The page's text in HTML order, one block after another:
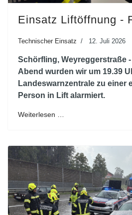
Einsatz Liftöffnung -
Technischer Einsatz 12. Juli 2026
Schörfling, Weyreggerstraße
Abend wurden wir um 19.39
Landeswarnzentrale zu einer
Person in Lift alarmiert.
Weiterlesen …